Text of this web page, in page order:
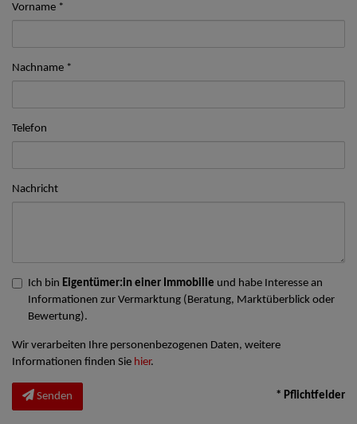
Vorname
Nachname
Telefon
Nachricht
Ich bin Eigentümer:in einer Immobilie und habe Interesse an
Informationen zur Vermarktung (Beratung, Marktüberblick oder
Bewertung).
Wir verarbeiten Ihre personenbezogenen Daten, weitere
Informationen finden Sie hier.
Senden * Pflichtfelder